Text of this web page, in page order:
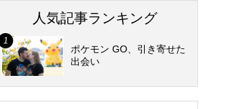
人気記事ランキング
ポケモン GO、引き寄せた
出会い